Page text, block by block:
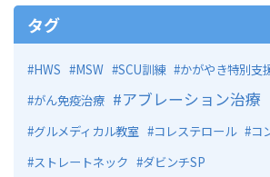
タグ
HWS MSW SCU訓練
かがやき特別支
がん免疫治療
アブレーション治療
グルメディカル教室 コレステロール
コ
ストレートネック
ダビンチSP